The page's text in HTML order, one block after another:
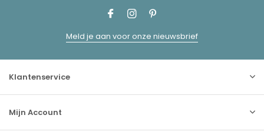
Meld je aan voor onze nieuwsbrief
Klantenservice
Mijn Account